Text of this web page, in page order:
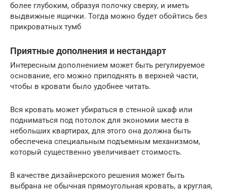
более глубоким, образуя полочку сверху, и иметь
выдвижные ящички. Тогда можно будет обойтись без
прикроватных тумб
Приятные дополнения и нестандарт
Интересным дополнением может быть регулируемое
основание, его можно приподнять в верхней части,
чтобы в кровати было удобнее читать.
Вся кровать может убираться в стенной шкаф или
подниматься под потолок для экономии места в
небольших квартирах, для этого она должна быть
обеспечена специальным подъемным механизмом,
который существенно увеличивает стоимость.
В качестве дизайнерского решения может быть
выбрана не обычная прямоугольная кровать, а круглая,